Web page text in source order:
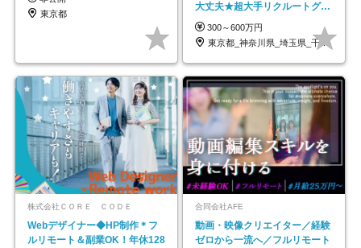
東京都
大丈夫★超大手リクルートグル
ープの正社員/sg
300～600万円
東京都_神奈川県_埼玉県_千葉県_大阪府…
株式会社ＣＯＲＥ ＣＯＤＥ
Webデザイナー◆HP制作＊フ
ルリモート＆副業OK！年休128
合同会社AFE
動画・映像クリエイター／経験
ゼロから一流へ／フルリモート